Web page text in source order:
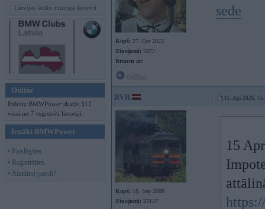
Latvijas lauku tūninga šedevri
Online
Pašreiz BMWPower skatās 312
viesi un 7 reģistrēti lietotāji.
Ienākt BMWPower
• Pieslēgties
• Reģistrēties
• Aizmirsi paroli?
Kopš: 27. Oct 2023
Ziņojumi: 2072
Braucu ar:
sede
RVR 15. Apr 2026,
Kopš: 18. Sep 2008
Ziņojumi: 23127
15